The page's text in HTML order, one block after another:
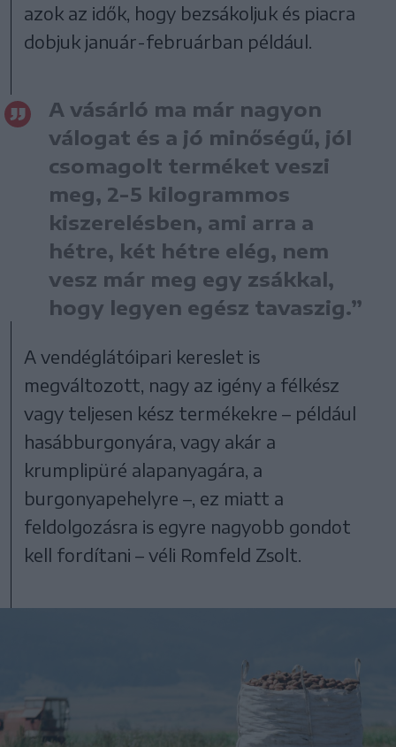
azok az idők, hogy bezsákoljuk és piacra
dobjuk január-februárban például.
A vásárló ma már nagyon
válogat és a jó minőségű, jól
csomagolt terméket veszi
meg, 2-5 kilogrammos
kiszerelésben, ami arra a
hétre, két hétre elég, nem
vesz már meg egy zsákkal,
hogy legyen egész tavaszig.”
A vendéglátóipari kereslet is
megváltozott, nagy az igény a félkész
vagy teljesen kész termékekre – például
hasábburgonyára, vagy akár a
krumplipüré alapanyagára, a
burgonyapehelyre –, ez miatt a
feldolgozásra is egyre nagyobb gondot
kell fordítani – véli Romfeld Zsolt.